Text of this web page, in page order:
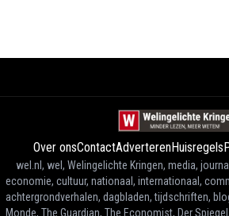
Over onsContactAdverterenHuisregels
wel.nl, wel, Welingelichte Kringen, media,
economie, cultuur, nationaal, internationaal,
achtergrondverhalen, dagbladen, tijdschriften,
Monde, The Guardian, The Economist, Der